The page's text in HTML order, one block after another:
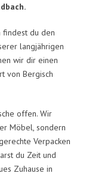
findest du den
langjährigen
wir dir einen
von Bergisch
offen. Wir
Möbel, sondern
Verpacken
du Zeit und
Zuhause in